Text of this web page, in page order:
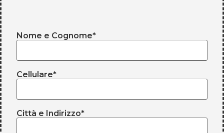
Nome e Cognome*
Cellulare*
Città e Indirizzo*